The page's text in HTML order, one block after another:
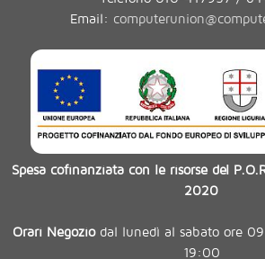
Email:
Spesa cofinanziata con le risorse del
2020
Orari Negoziodal lunedì al sabato ore
19:00